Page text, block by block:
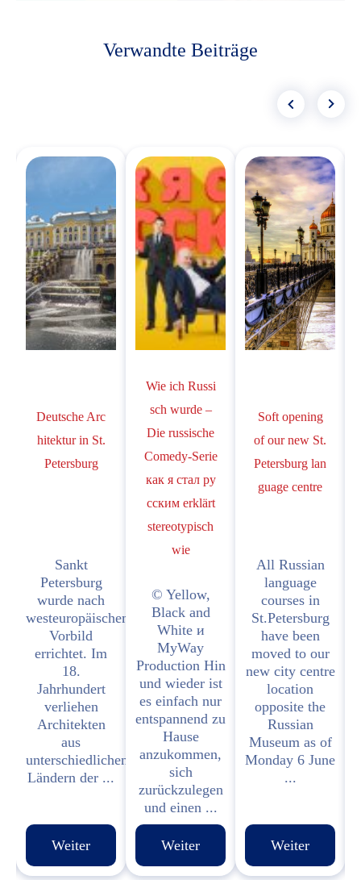
Verwandte Beiträge
Deutsche Arc
hitektur in St.
Petersburg
Sankt
Petersburg
wurde nach
westeuropäischem
Vorbild
errichtet. Im
18.
Jahrhundert
verliehen
Architekten
aus
unterschiedlichen
Ländern der ...
Weiter
Wie ich Russi
sch wurde –
Die russische
Comedy-Serie
как я стал ру
сским erklärt
stereotypisch
wie
© Yellow,
Black and
White и
MyWay
Production Hin
und wieder ist
es einfach nur
entspannend zu
Hause
anzukommen,
sich
zurückzulegen
und einen ...
Weiter
Soft opening
of our new St.
Petersburg lan
guage centre
All Russian
language
courses in
St.Petersburg
have been
moved to our
new city centre
location
opposite the
Russian
Museum as of
Monday 6 June
...
Weiter